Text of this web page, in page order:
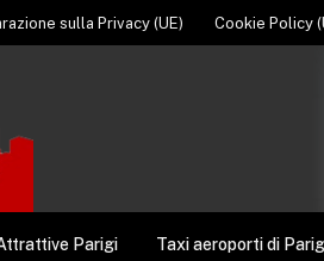
sulla Privacy (UE) Cookie Policy
Parigi Taxi aeroporti di